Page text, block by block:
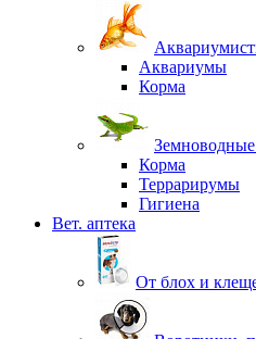
Аквариумы
Корма
Корма
Террарирумы
Гигиена
Вет. аптека
От блох и